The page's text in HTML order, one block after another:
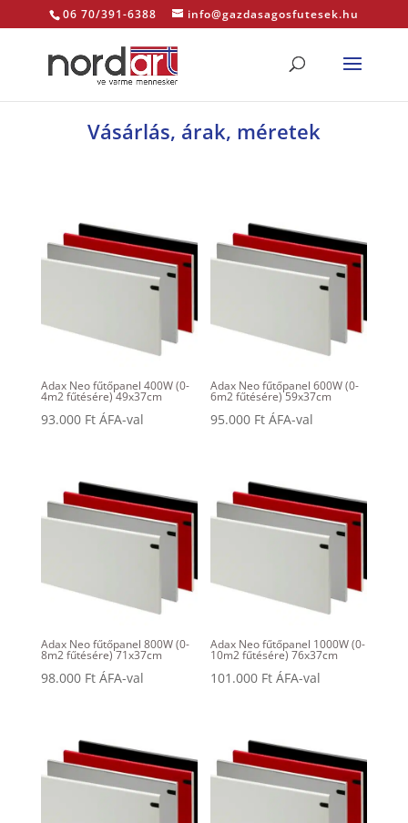
06 70/391-6388 info@gazdasagosfutesek.hu
Vásárlás, árak, méretek
Adax Neo fűtőpanel 400W (0-
4m2 fűtésére) 49x37cm
93.000 Ft ÁFA-val
Adax Neo fűtőpanel 600W (0-
6m2 fűtésére) 59x37cm
95.000 Ft ÁFA-val
Adax Neo fűtőpanel 800W (0-
8m2 fűtésére) 71x37cm
98.000 Ft ÁFA-val
Adax Neo fűtőpanel 1000W (0-
10m2 fűtésére) 76x37cm
101.000 Ft ÁFA-val